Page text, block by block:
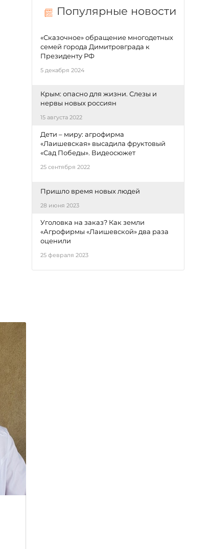
Популярные новости
«Сказочное» обращение многодетных
семей города Димитровграда к
Президенту РФ
5 декабря 2024
Крым: опасно для жизни. Слезы и
нервы новых россиян
15 августа 2022
Дети – миру: агрофирма
«Лаишевская» высадила фруктовый
«Сад Победы». Видеосюжет
25 сентября 2022
Пришло время новых людей
28 июня 2023
Уголовка на заказ? Как земли
«Агрофирмы «Лаишевской» два раза
оценили
25 февраля 2023